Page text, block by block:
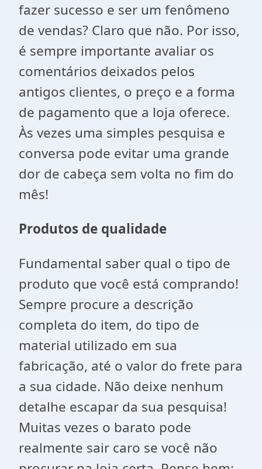
fazer sucesso e ser um fenômeno
de vendas? Claro que não. Por isso,
é sempre importante avaliar os
comentários deixados pelos
antigos clientes, o preço e a forma
de pagamento que a loja oferece.
Às vezes uma simples pesquisa e
conversa pode evitar uma grande
dor de cabeça sem volta no fim do
mês!
Produtos de qualidade
Fundamental saber qual o tipo de
produto que você está comprando!
Sempre procure a descrição
completa do item, do tipo de
material utilizado em sua
fabricação, até o valor do frete para
a sua cidade. Não deixe nenhum
detalhe escapar da sua pesquisa!
Muitas vezes o barato pode
realmente sair caro se você não